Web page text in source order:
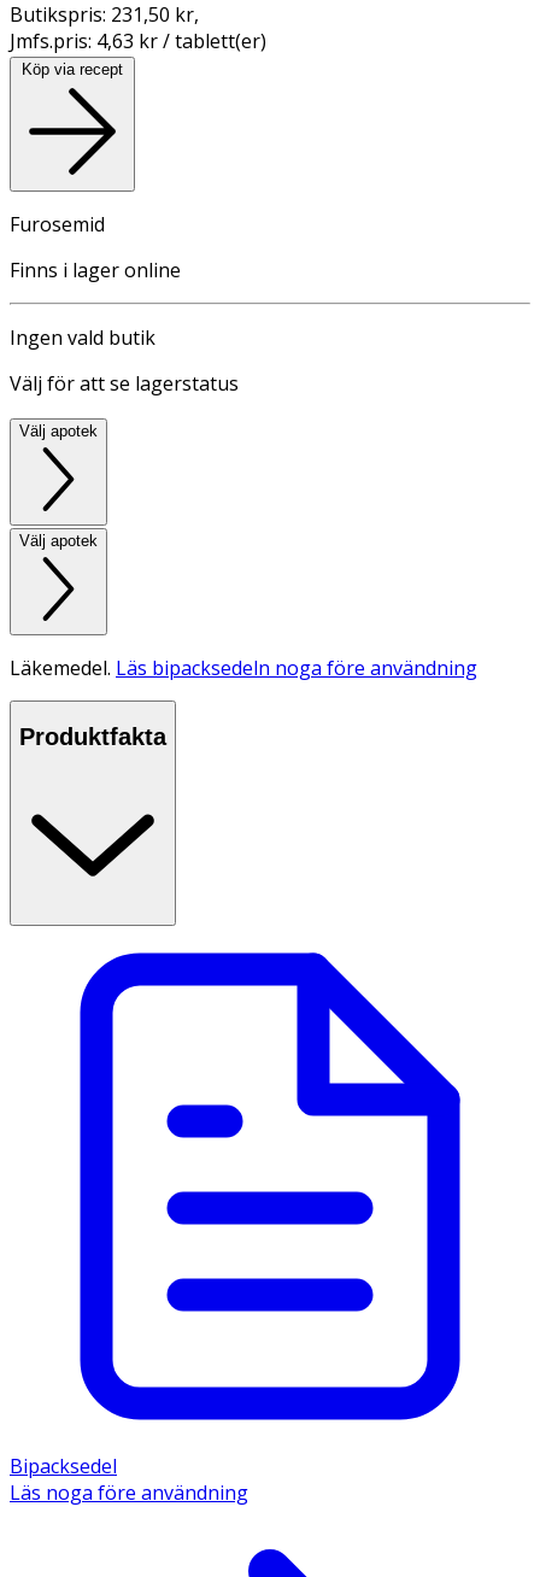
Butikspris: 231,50 kr,
Jmfs.pris: 4,63 kr / tablett(er)
Köp via recept
Furosemid
Finns i lager online
Ingen vald butik
Välj för att se lagerstatus
Välj apotek
Välj apotek
Läkemedel. Läs bipacksedeln noga före användning
Produktfakta
Bipacksedel
Läs noga före användning